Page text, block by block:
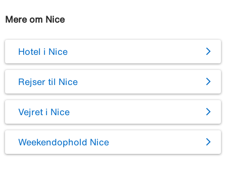
Mere om Nice
Hotel i Nice
Rejser til Nice
Vejret i Nice
Weekendophold Nice